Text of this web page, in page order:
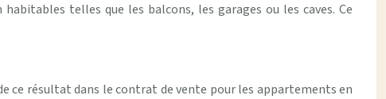
telles que les balcons, les garages ou les caves. Ce
ce résultat dans le contrat de vente pour les appartements en